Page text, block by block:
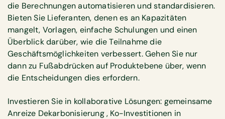
die Berechnungen automatisieren und standardisieren.
Bieten Sie Lieferanten, denen es an Kapazitäten
mangelt, Vorlagen, einfache Schulungen und einen
Überblick darüber, wie die Teilnahme die
Geschäftsmöglichkeiten verbessert. Gehen Sie nur
dann zu Fußabdrücken auf Produktebene über, wenn
die Entscheidungen dies erfordern.
Investieren Sie in kollaborative Lösungen: gemeinsame
Anreize Dekarbonisierung , Ko-Investitionen in